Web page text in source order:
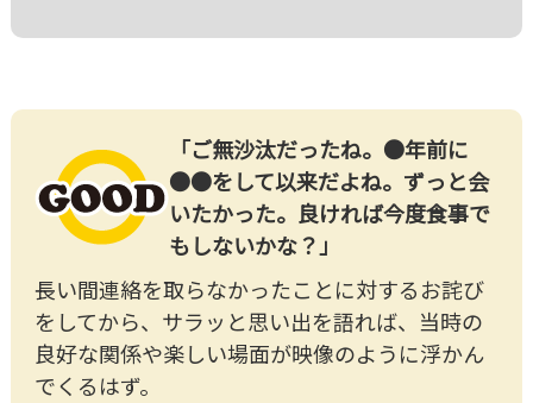
「ご無沙汰だったね。●年前に
●●をして以来だよね。ずっと会
いたかった。良ければ今度食事で
もしないかな？」
長い間連絡を取らなかったことに対するお詫び
をしてから、サラッと思い出を語れば、当時の
良好な関係や楽しい場面が映像のように浮かん
でくるはず。